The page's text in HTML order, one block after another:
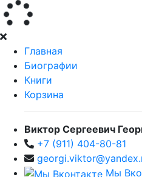
Главная
Биографии
Книги
Корзина
Виктор Сергеевич
+7 (911) 404-80-81
Мы